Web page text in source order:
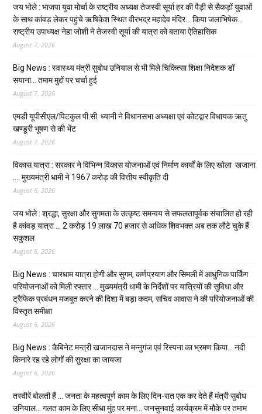
जय भोले : भाजपा युवा मोर्चा के राष्ट्रीय अध्यक्ष तेजस्वी सूर्या हर की पैड़ी से सैकड़ों युवाओं
के साथ कांवड़ लेकर पहुंचे ऋषिकेश स्थित वीरभद्र महादेव मंदिर… किया जलाभिषेक…
राष्ट्रीय उपाध्यक्ष नेहा जोशी ने तेजस्वी सूर्या की यात्रा को बताया ऐतिहासिक
August 7, 2026
Big News : स्वास्थ्य मंत्री सुबोध उनियाल से भी मिले चिकित्सा शिक्षा निदेशक डॉ
सयाना… तमाम मुद्दों पर चर्चा हुई
August 7, 2026
एमडी यूपीसीएल/पिटकुल पी.सी. ध्यानी ने विधानसभा अध्यक्षा एवं कोटद्वार विधायक ऋतु
खण्डूरी भूषण से की भेंट
August 7, 2026
विकास यात्रा : सरकार ने विभिन्न विकास योजनाओं एवं निर्माण कार्यों के लिए खोला खजाना
…. मुख्यमंत्री धामी ने ₹1967 करोड़ की वित्तीय स्वीकृति दी
August 6, 2026
जय भोले : श्रद्धा, सुरक्षा और सुगमता के उत्कृष्ट समन्वय से सफलतापूर्वक संचालित हो रही
है कांवड़ यात्रा … 2 करोड़ 19 लाख 70 हजार से अधिक शिवभक्त अब तक लौटे चुके हैं
सकुशल
August 6, 2026
Big News : चारधाम यात्रा होगी और सुगम, कर्णप्रयाग और सिमली में आधुनिक पार्किंग
परियोजनाओं को मिली रफ्तार … मुख्यमंत्री धामी के निर्देशों पर यात्रियों की सुविधा और
ट्रैफिक प्रबंधन मजबूत करने की दिशा में बड़ा कदम, सचिव आवास ने की परियोजनाओं की
विस्तृत समीक्षा
August 6, 2026
Big News : कैबिनेट मन्त्री खजानदास ने मन्नुगंज एवं रिस्पना का भ्रमण किया… नदी
किनारे रह रहे लोगों की सुरक्षा का जायजा
August 6, 2026
तस्वीरें बोलती हैं … जनता के महत्वपूर्ण काम के लिए दिन-रात एक कर देते हैं मंत्री सुबोध
उनियाल… गलत काम के लिए सीधा मुंह पर मना… जनसुनवाई कार्यक्रम में मौके पर तमाम